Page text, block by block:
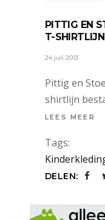
PITTIG EN
T-SHIRTLIJN
24 juli 2013
Pittig en
shirtlijn
LEES MEER
Tags:
DELEN: